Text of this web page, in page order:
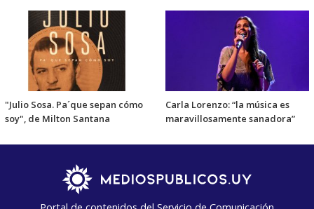
"Julio Sosa. Pa´que sepan cómo
soy", de Milton Santana
Carla Lorenzo: “la música es
maravillosamente sanadora”